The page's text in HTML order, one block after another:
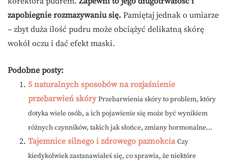
zapobiegnie rozmazywaniu się. Pamiętaj jednak o umiarze
– zbyt duża ilość pudru może obciążyć delikatną skórę
wokół oczu i dać efekt maski.
Podobne posty:
5 naturalnych sposobów na rozjaśnienie
przebarwień skóry Przebarwienia skóry to problem, który
dotyka wiele osób, a ich pojawienie się może być wynikiem
różnych czynników, takich jak słońce, zmiany hormonalne...
Tajemnice silnego i zdrowego paznokcia Czy
kiedykolwiek zastanawiałeś się, co sprawia, że niektóre